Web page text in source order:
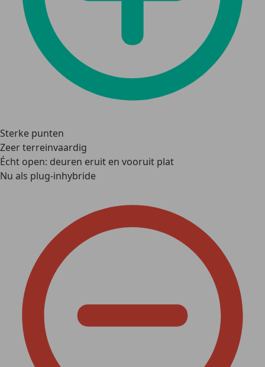
Sterke punten
Zeer terreinvaardig
Écht open: deuren eruit en vooruit plat
Nu als plug-inhybride